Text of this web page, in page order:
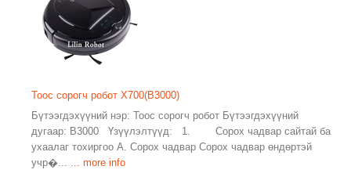
Тоос сорогч робот X700(B3000)
Бүтээгдэхүүний нэр: Тоос сорогч робот Бүтээгдэхүүний
дугаар: B3000 Үзүүлэлтүүд: 1. Сорох чадвар сайтай ба
ухаалаг тохиргоо А. Сорох чадвар Сорох чадвар өндөртэй
учр�...
... more info